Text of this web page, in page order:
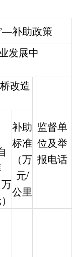
补助政策
发展中
改造
监督单
位及举
报电话
补助
标准
（万
元/
公里
万